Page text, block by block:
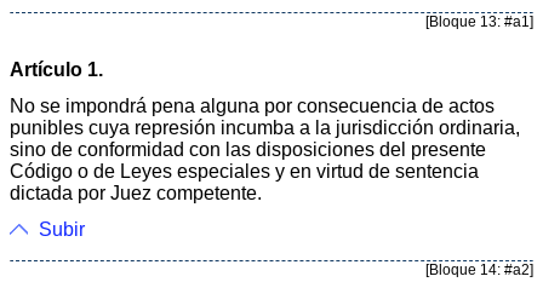
[Bloque 13: #a1]
Artículo 1.
No se impondrá pena alguna por consecuencia de actos
punibles cuya represión incumba a la jurisdicción ordinaria,
sino de conformidad con las disposiciones del presente
Código o de Leyes especiales y en virtud de sentencia
dictada por Juez competente.
Subir
[Bloque 14: #a2]